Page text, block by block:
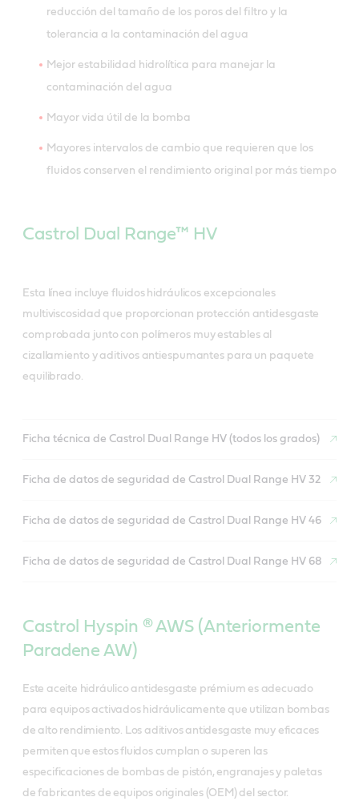
reducción del tamaño de los poros del filtro y la
tolerancia a la contaminación del agua
Mejor estabilidad hidrolítica para manejar la
contaminación del agua
Mayor vida útil de la bomba
Mayores intervalos de cambio que requieren que los
fluidos conserven el rendimiento original por más tiempo
Castrol Dual Range™ HV
Esta línea incluye fluidos hidráulicos excepcionales
multiviscosidad que proporcionan protección antidesgaste
comprobada junto con polímeros muy estables al
cizallamiento y aditivos antiespumantes para un paquete
equilibrado.
Ficha técnica de Castrol Dual Range HV (todos los grados)
Ficha de datos de seguridad de Castrol Dual Range HV 32
Ficha de datos de seguridad de Castrol Dual Range HV 46
Ficha de datos de seguridad de Castrol Dual Range HV 68
Castrol Hyspin ® AWS (Anteriormente
Paradene AW)
Este aceite hidráulico antidesgaste prémium es adecuado
para equipos activados hidráulicamente que utilizan bombas
de alto rendimiento. Los aditivos antidesgaste muy eficaces
permiten que estos fluidos cumplan o superen las
especificaciones de bombas de pistón, engranajes y paletas
de fabricantes de equipos originales (OEM) del sector.